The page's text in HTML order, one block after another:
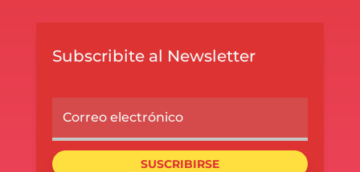
Subscribite al Newsletter
SUSCRIBIRSE